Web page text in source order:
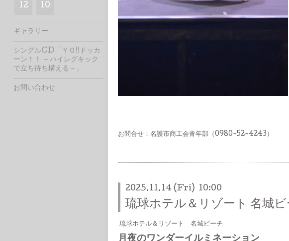
お問合せ：名護市商工会青年部（0980-52-4243）
2025.11.14 (Fri) 10:00
琉球ホテル＆リゾート 名城
琉球ホテル＆リゾート 名城ビーチ
12 10
ギャラリー
シングルCD「ＹＯ!!ドッカ
ーン！！ ～ハイレグキック
で立ち待ち構える～」
お問い合わせ